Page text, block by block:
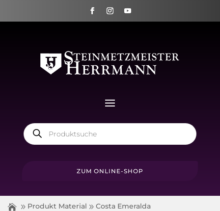
Products
search
ZUM ONLINE-SHOP
Produkt Material Costa Emeralda